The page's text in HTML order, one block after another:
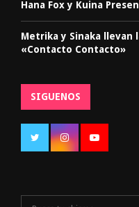
Hana Fox y Kuina
Metrika y Sinaka llevan
«Contacto Contacto»
SIGUENOS